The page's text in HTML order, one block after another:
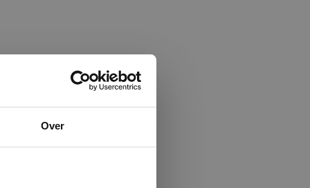
Over
×
van